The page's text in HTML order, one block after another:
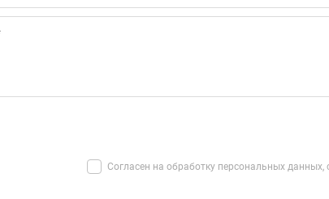
Согласен на обработку персональных данных,